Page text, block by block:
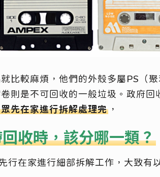
比較麻煩，他們的外殼多屬PS（
則是不可回收的一般垃圾。政府回
先在家進行拆解處理完，
收時，該分哪一類？
行在家進行細部拆解工作，大致有